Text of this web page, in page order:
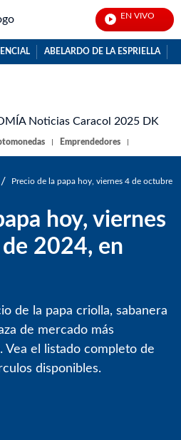
EN VIVO
ABELARDO DE LA ESPRIELLA
Emprendedores
/ Precio de la papa hoy, viernes 4 de octubre
hoy, viernes
2024, en
de la papa criolla, sabanera
de mercado más
Vea el listado completo de
disponibles.